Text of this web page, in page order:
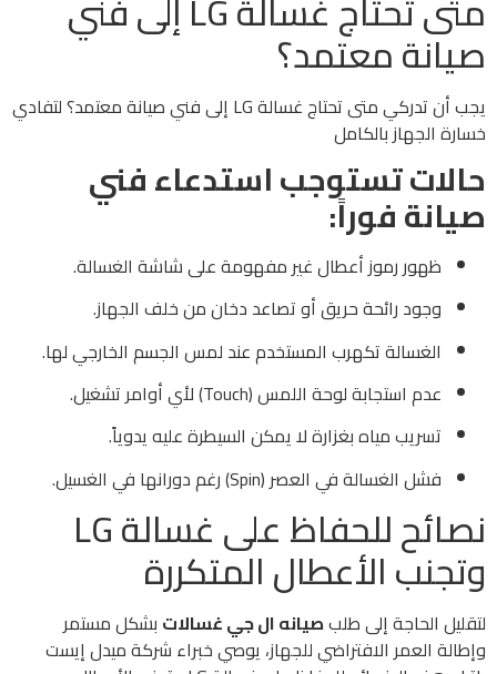
صيانة معتمد؟
يجب أن تدركي متى تحتاج غسالة LG إلى فني صيانة معتمد؟ لتفادي
خسارة الجهاز بالكامل
حالات تستوجب استدعاء فني
صيانة فوراً:
ظهور رموز أعطال غير مفهومة على شاشة الغسالة.
وجود رائحة حريق أو تصاعد دخان من خلف الجهاز.
الغسالة تكهرب المستخدم عند لمس الجسم الخارجي لها.
عدم استجابة لوحة اللمس (Touch) لأي أوامر تشغيل.
تسريب مياه بغزارة لا يمكن السيطرة عليه يدوياً.
فشل الغسالة في العصر (Spin) رغم دورانها في الغسيل.
نصائح للحفاظ على غسالة LG
وتجنب الأعطال المتكررة
لتقليل الحاجة إلى طلبصيانه ال جي غسالات بشكل مستمر
وإطالة العمر الافتراضي للجهاز، يوصي خبراء شركة ميدل إيست